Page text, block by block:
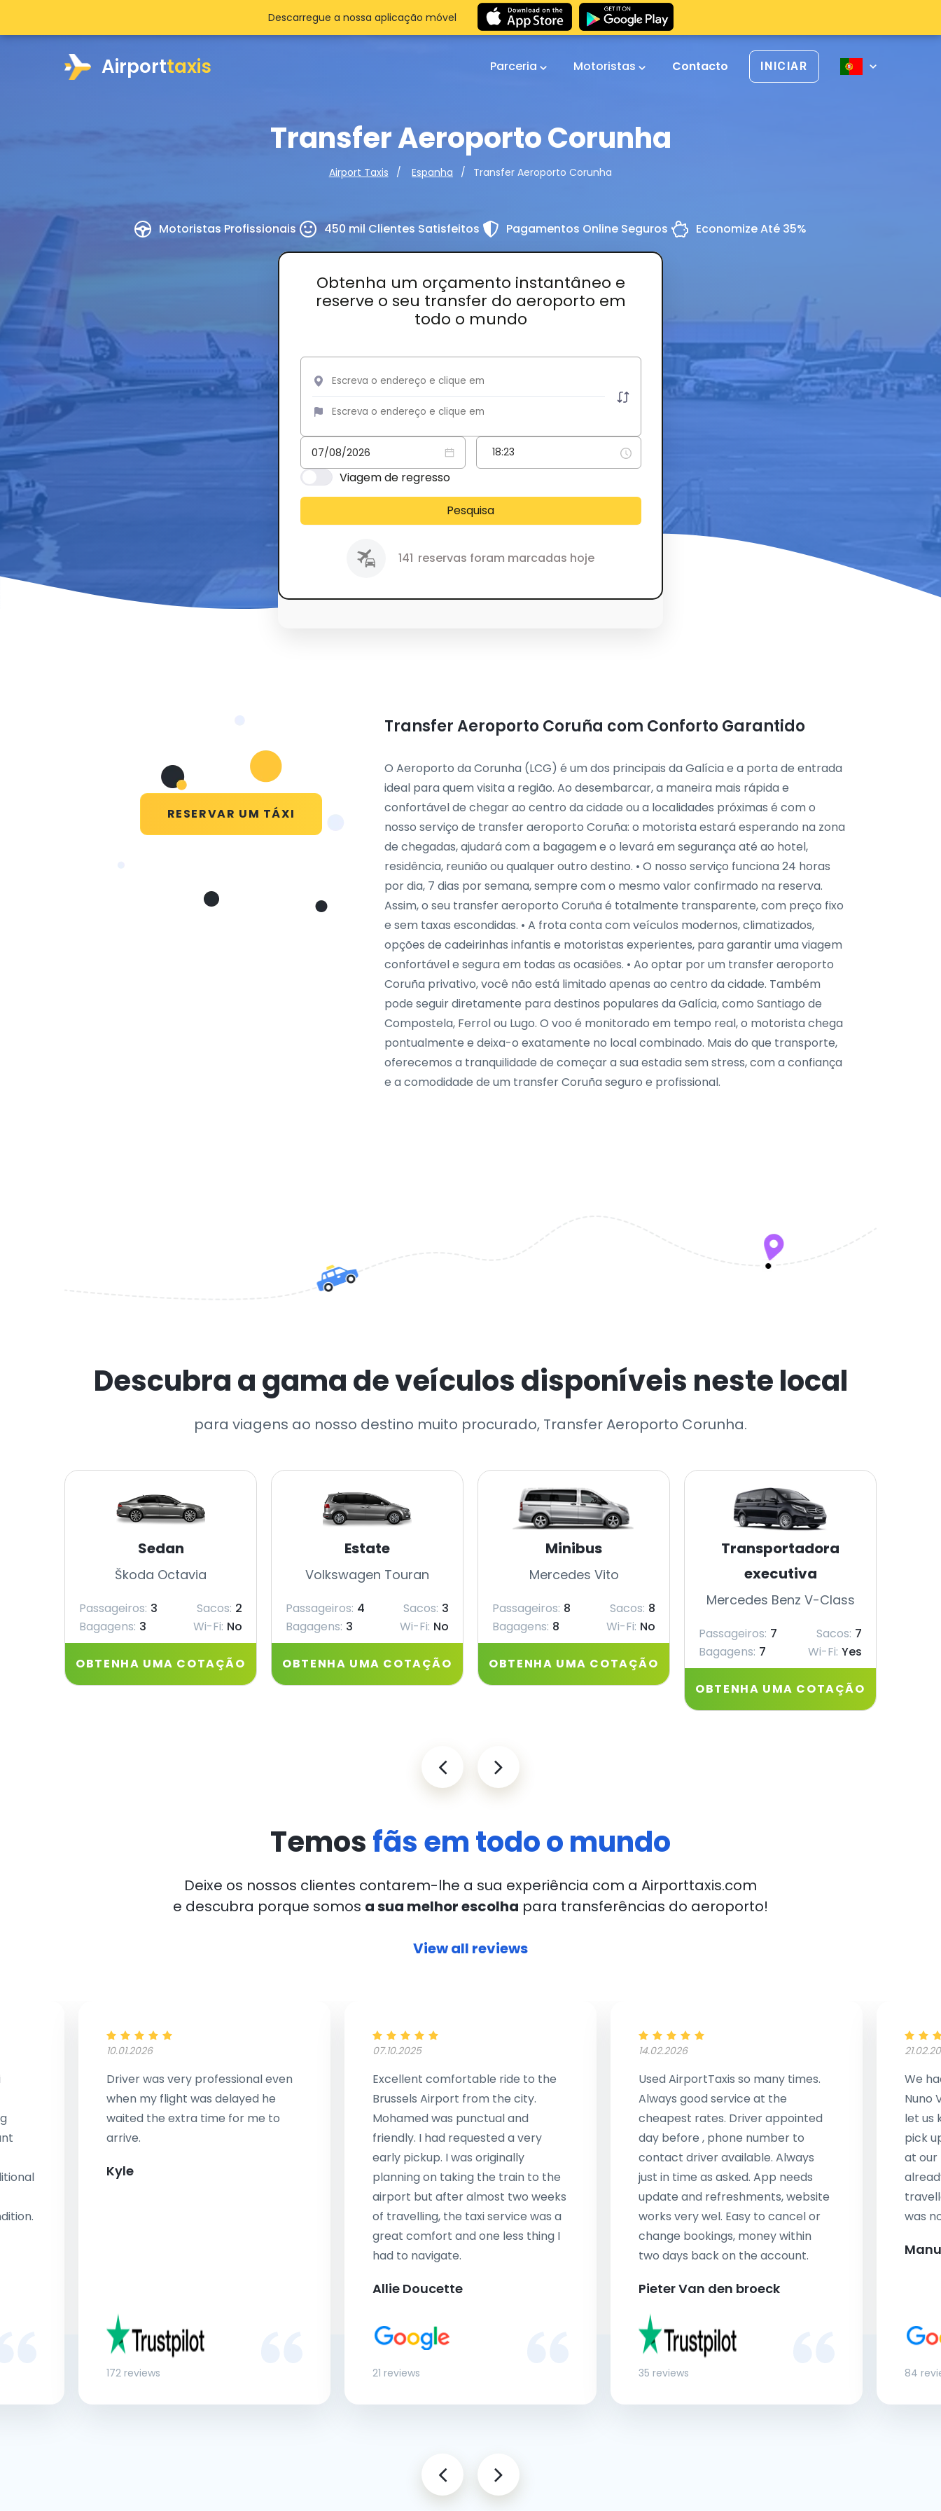
Airporttaxis Parceria Motoristas Contacto INICIAR
Transfer Aeroporto Corunha
Airport Taxis Espanha Transfer Aeroporto Corunha
Motoristas Profissionais 450 mil Clientes Satisfeitos Pagamentos Online Seguros Economize Até 35%
Obtenha um orçamento instantâneo e
reserve o seu transfer do aeroporto em
todo o mundo
Viagem de regresso
Pesquisa
141 reservas foram marcadas hoje
Descarregue a nossa aplicação móvel
RESERVAR UM TÁXI
Transfer Aeroporto Coruña com Conforto Garantido
O Aeroporto da Corunha (LCG) é um dos principais da Galícia e a porta de entrada
ideal para quem visita a região. Ao desembarcar, a maneira mais rápida e
confortável de chegar ao centro da cidade ou a localidades próximas é com o
nosso serviço de transfer aeroporto Coruña: o motorista estará esperando na zona
de chegadas, ajudará com a bagagem e o levará em segurança até ao hotel,
residência, reunião ou qualquer outro destino. • O nosso serviço funciona 24 horas
por dia, 7 dias por semana, sempre com o mesmo valor confirmado na reserva.
Assim, o seu transfer aeroporto Coruña é totalmente transparente, com preço fixo
e sem taxas escondidas. • A frota conta com veículos modernos, climatizados,
opções de cadeirinhas infantis e motoristas experientes, para garantir uma viagem
confortável e segura em todas as ocasiões. • Ao optar por um transfer aeroporto
Coruña privativo, você não está limitado apenas ao centro da cidade. Também
pode seguir diretamente para destinos populares da Galícia, como Santiago de
Compostela, Ferrol ou Lugo. O voo é monitorado em tempo real, o motorista chega
pontualmente e deixa-o exatamente no local combinado. Mais do que transporte,
oferecemos a tranquilidade de começar a sua estadia sem stress, com a confiança
e a comodidade de um transfer Coruña seguro e profissional.
Descubra a gama de veículos disponíveis neste local
para viagens ao nosso destino muito procurado, Transfer Aeroporto Corunha.
Sedan
Škoda Octavia
Passageiros: 3 Sacos: 2
Bagagens: 3 Wi-Fi: No
OBTENHA UMA COTAÇÃO
Estate
Volkswagen Touran
Passageiros: 4 Sacos: 3
Bagagens: 3 Wi-Fi: No
OBTENHA UMA COTAÇÃO
Minibus
Mercedes Vito
Passageiros: 8 Sacos: 8
Bagagens: 8 Wi-Fi: No
OBTENHA UMA COTAÇÃO
Transportadora
executiva
Mercedes Benz V-Class
Passageiros: 7 Sacos: 7
Bagagens: 7 Wi-Fi: Yes
OBTENHA UMA COTAÇÃO
Temosfãs em todo o mundo
Deixe os nossos clientes contarem-lhe a sua experiência com a Airporttaxis.com
e descubra porque somos a sua melhor escolha para transferências do aeroporto!
View all reviews
10.01.2026
Driver was very professional even
when my flight was delayed he
waited the extra time for me to
arrive.
Kyle
172 reviews
07.10.2025
Excellent comfortable ride to the
Brussels Airport from the city.
Mohamed was punctual and
friendly. I had requested a very
early pickup. I was originally
planning on taking the train to the
airport but after almost two weeks
of travelling, the taxi service was a
great comfort and one less thing I
had to navigate.
Allie Doucette
21 reviews
14.02.2026
Used AirportTaxis so many times.
Always good service at the
cheapest rates. Driver appointed
day before , phone number to
contact driver available. Always
just in time as asked. App needs
update and refreshments, website
works very wel. Easy to cancel or
change bookings, money within
two days back on the account.
Pieter Van den broeck
35 reviews
We
Nuno
let us
pick
at our
was
84